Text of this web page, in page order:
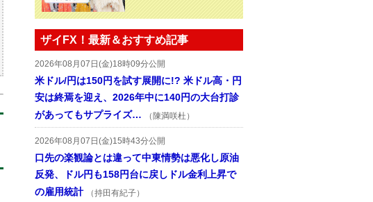
ザイFX！最新＆おすすめ記事
2026年08月07日(金)18時09分公開
米ドル/円は150円を試す展開に!? 米ドル高・円
安は終焉を迎え、2026年中に140円の大台打診
があってもサプライズ…
（陳満咲杜）
2026年08月07日(金)15時43分公開
口先の楽観論とは違って中東情勢は悪化し原油
反発、ドル円も158円台に戻しドル金利上昇で
の雇用統計
（持田有紀子）